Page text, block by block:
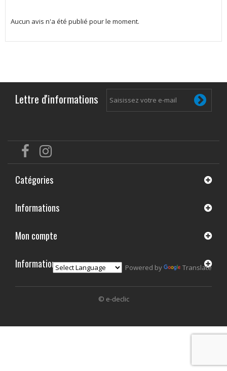
Aucun avis n'a été publié pour le moment.
Lettre d'informations
Catégories
Informations
© e-declic
Mon compte
Informations Powered by Translate